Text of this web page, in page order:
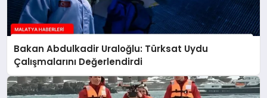
Bakan Abdulkadir Uraloğlu: Türksat Uydu
Çalışmalarını Değerlendirdi